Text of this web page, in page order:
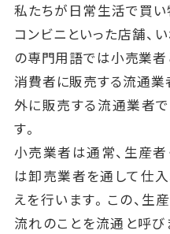
私たちが日常生活で買い
コンビニといった店舗、
の専門用語では小売業者
消費者に販売する流通業
外に販売する流通業者
す。
小売業者は通常、生産者
は卸売業者を通して仕入
えを行います。この、生
流れのことを流通と呼び